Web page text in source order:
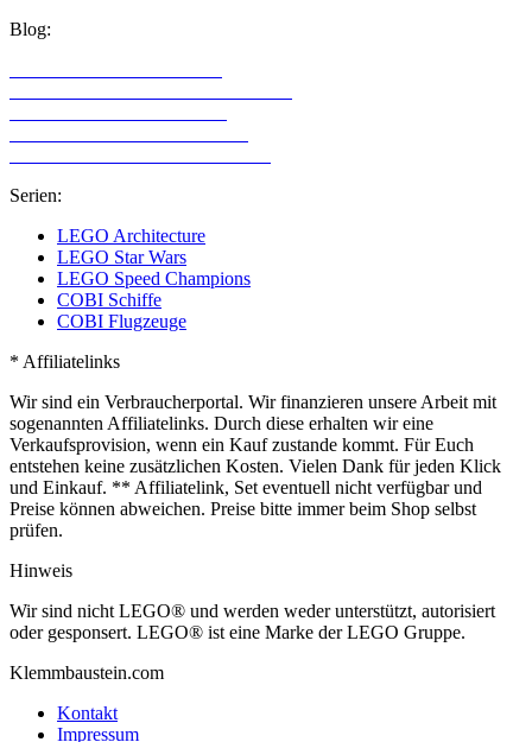
Blog:
Serien:
LEGO Architecture
LEGO Star Wars
LEGO Speed Champions
COBI Schiffe
COBI Flugzeuge
* Affiliatelinks
Wir sind ein Verbraucherportal. Wir finanzieren unsere Arbeit mit
sogenannten Affiliatelinks. Durch diese erhalten wir eine
Verkaufsprovision, wenn ein Kauf zustande kommt. Für Euch
entstehen keine zusätzlichen Kosten. Vielen Dank für jeden Klick
und Einkauf. ** Affiliatelink, Set eventuell nicht verfügbar und
Preise können abweichen. Preise bitte immer beim Shop selbst
prüfen.
Hinweis
Wir sind nicht LEGO® und werden weder unterstützt, autorisiert
oder gesponsert. LEGO® ist eine Marke der LEGO Gruppe.
Klemmbaustein.com
Kontakt
Impressum